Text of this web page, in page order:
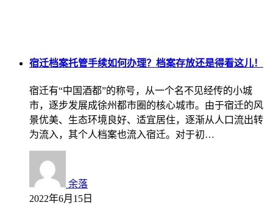
宿迁档案托管手续如何办理？档案存放还是得看这儿！
宿迁有“中国酒都”的称号，从一个名不见经传的小城
市，逐步发展成徐州都市圈的核心城市。由于宿迁的风
景优美、生态环境良好、适宜居住，逐渐从人口流出转
为流入，其个人档案也流入宿迁。对于初…
余落
2022年6月15日